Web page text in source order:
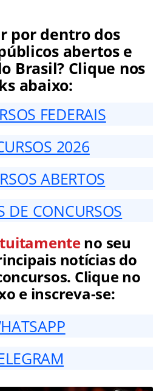
por dentro dos
abertos e
Brasil? Clique nos
abaixo:
FEDERAIS
2026
ABERTOS
DE CONCURSOS
no seu
notícias do
Clique no
e inscreva-se: